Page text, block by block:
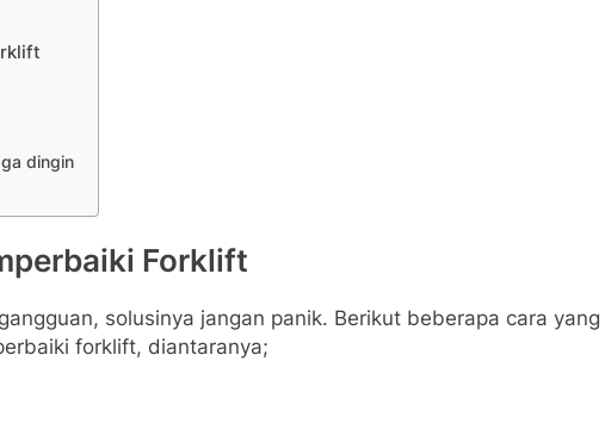
dingin
Forklift
solusinya jangan panik. Berikut beberapa cara yang
forklift, diantaranya;